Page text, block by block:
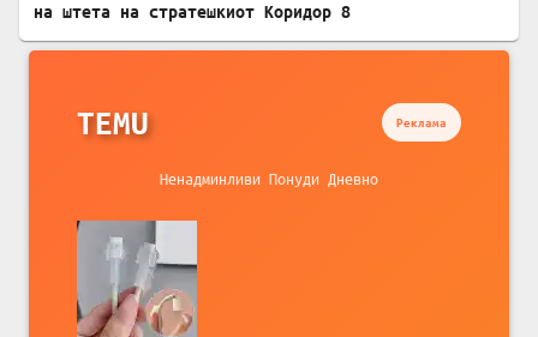
на штета на стратешкиот Коридор 8
TEMU Реклама
Ненадминливи Понуди Дневно